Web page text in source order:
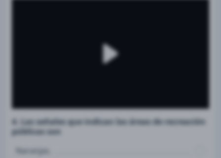
4. Las señales que indican las áreas de recreación
públicas son
Naranjas.